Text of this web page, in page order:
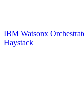
IBM Watsonx
Haystack